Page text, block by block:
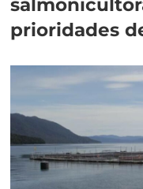
prioridades